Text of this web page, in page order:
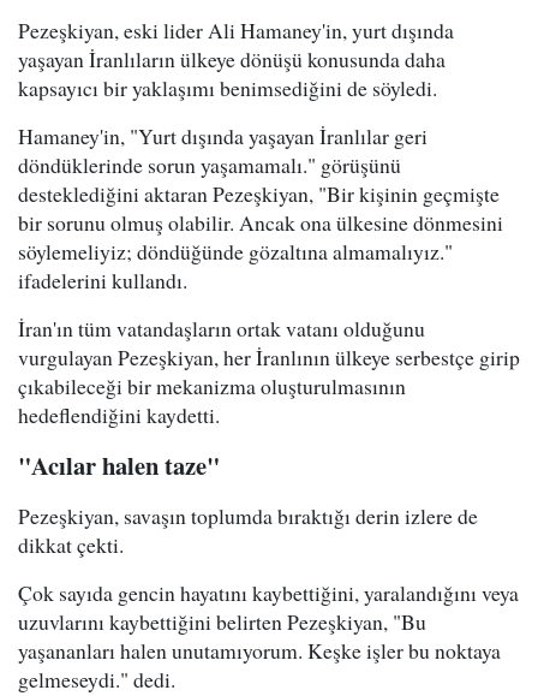
Pezeşkiyan, eski lider Ali Hamaney'in, yurt dışında
yaşayan İranlıların ülkeye dönüşü konusunda daha
kapsayıcı bir yaklaşımı benimsediğini de söyledi.
Hamaney'in, "Yurt dışında yaşayan İranlılar geri
döndüklerinde sorun yaşamamalı." görüşünü
desteklediğini aktaran Pezeşkiyan, "Bir kişinin geçmişte
bir sorunu olmuş olabilir. Ancak ona ülkesine dönmesini
söylemeliyiz; döndüğünde gözaltına almamalıyız."
ifadelerini kullandı.
İran'ın tüm vatandaşların ortak vatanı olduğunu
vurgulayan Pezeşkiyan, her İranlının ülkeye serbestçe girip
çıkabileceği bir mekanizma oluşturulmasının
hedeflendiğini kaydetti.
"Acılar halen taze"
Pezeşkiyan, savaşın toplumda bıraktığı derin izlere de
dikkat çekti.
Çok sayıda gencin hayatını kaybettiğini, yaralandığını veya
uzuvlarını kaybettiğini belirten Pezeşkiyan, "Bu
yaşananları halen unutamıyorum. Keşke işler bu noktaya
gelmeseydi." dedi.